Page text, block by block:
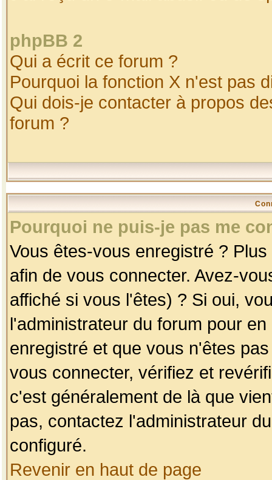
phpBB 2
Qui a écrit ce forum ?
Pourquoi la fonction X n'est pas
Qui dois-je contacter à propos
forum ?
Pourquoi ne puis-je pas me
Vous êtes-vous enregistré ?
afin de vous connecter. Avez-
affiché si vous l'êtes) ? Si oui,
l'administrateur du forum pour
enregistré et que vous n'êtes
vous connecter, vérifiez et
c'est généralement de là que
pas, contactez l'administrateur
configuré.
Revenir en haut de page